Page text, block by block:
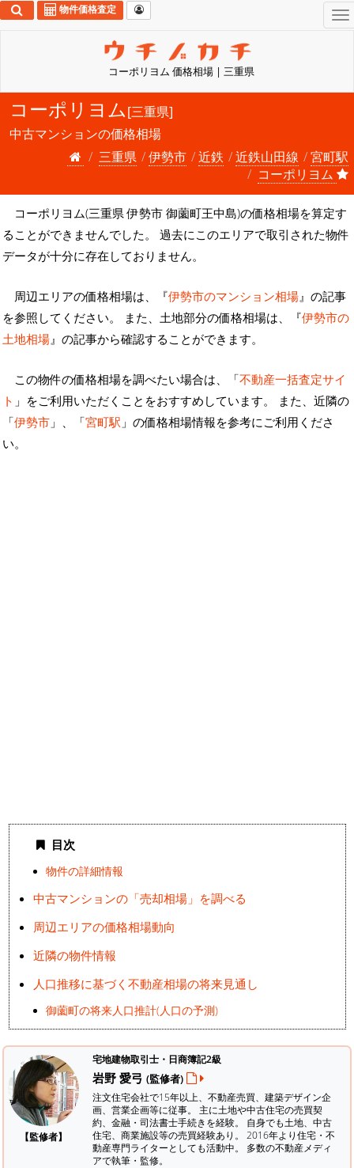
コーポリヨム 価格相場 | 三重県
物件価格査定
コーポリヨム[三重県]
中古マンションの価格相場
三重県
伊勢市 近鉄 近鉄山田線
宮町駅
コーポリヨム
コーポリヨム(三重県 伊勢市 御薗町王中島)の価格相場を算定す
ることができませんでした。 過去にこのエリアで取引された物件
データが十分に存在しておりません。
周辺エリアの価格相場は、『伊勢市のマンション相場』の記事
を参照してください。 また、土地部分の価格相場は、『伊勢市の
土地相場』の記事から確認することができます。
この物件の価格相場を調べたい場合は、「不動産一括査定サイ
ト 」をご利用いただくことをおすすめしています。 また、近隣の
「伊勢市 」、「宮町駅 」の価格相場情報を参考にご利用くださ
い。
目次
物件の詳細情報
中古マンションの「売却相場」を調べる
周辺エリアの価格相場動向
近隣の物件情報
人口推移に基づく不動産相場の将来見通し
御薗町の将来人口推計(人口の予測)
【監修者】
宅地建物取引士・日商簿記2級
岩野 愛弓 (監修者)
注文住宅会社で15年以上、不動産売買、建築デザイン企
画、営業企画等に従事。 主に土地や中古住宅の売買契
約、金融・司法書士手続きを経験。 自身でも土地、中古
住宅、商業施設等の売買経験あり。 2016年より住宅・不
動産専門ライターとしても活動中。 多数の不動産メディ
アで執筆・監修。